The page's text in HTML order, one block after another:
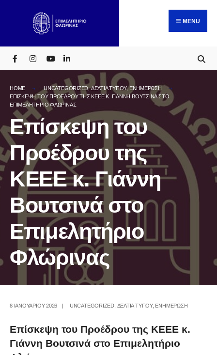
MENU
HOME UNCATEGORIZED,ΔΕΛΤΙΑ ΤΥΠΟΥ,ΕΝΗΜΕΡΩΣΗ
ΕΠΊΣΚΕΨΗ ΤΟΥ ΠΡΟΈΔΡΟΥ ΤΗΣ ΚΕΕΕ Κ. ΓΙΆΝΝΗ ΒΟΥΤΣΙΝΆ ΣΤΟ
ΕΠΙΜΕΛΗΤΉΡΙΟ ΦΛΏΡΙΝΑΣ
Επίσκεψη του
Προέδρου της
ΚΕΕΕ κ. Γιάννη
Βουτσινά στο
Επιμελητήριο
Φλώρινας
8 ΙΑΝΟΥΑΡΊΟΥ 2026 | UNCATEGORIZED, ΔΕΛΤΙΑ ΤΥΠΟΥ, ΕΝΗΜΕΡΩΣΗ
Επίσκεψη του Προέδρου της ΚΕΕΕ κ.
Γιάννη Βουτσινά στο Επιμελητήριο